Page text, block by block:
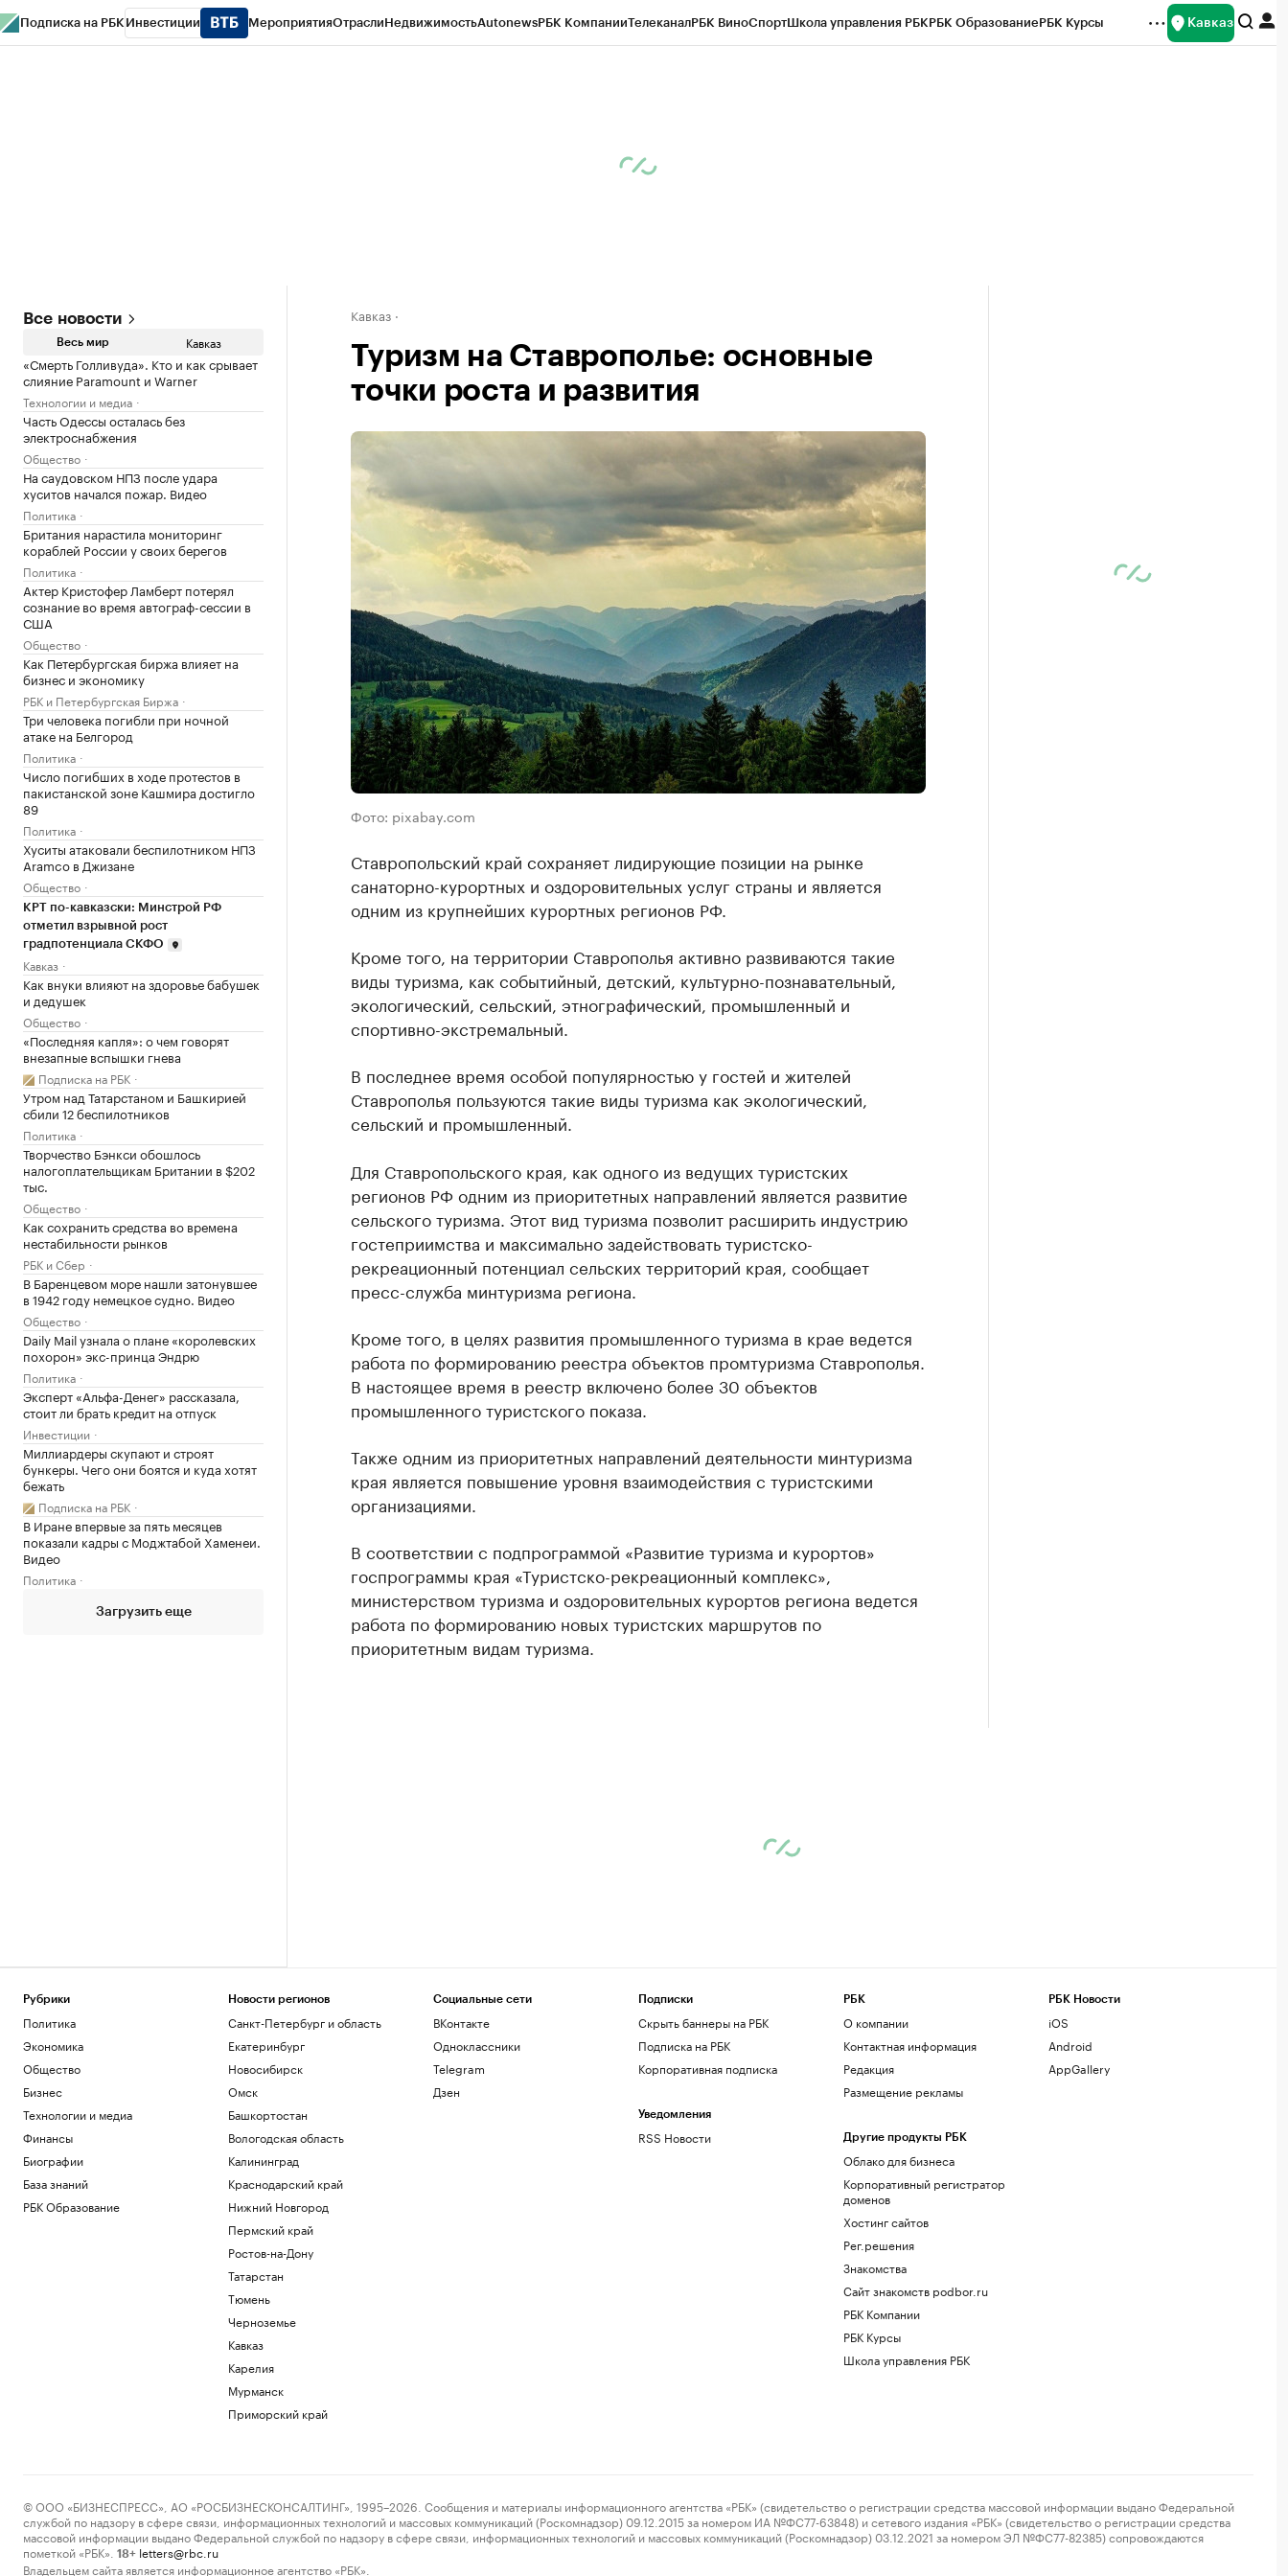
Подписка на РБК Инвестиции МероприятияОтраслиНедвижимостьAutonewsРБК КомпанииТелеканалРБК ВиноСпортШкола управления РБКРБК ОбразованиеРБК Курсы Кавказ
Все новости
Весь мир Кавказ
«Смерть Голливуда». Кто и как срывает
слияние Paramount и Warner
Технологии и медиа
Часть Одессы осталась без
электроснабжения
Общество
На саудовском НПЗ после удара
хуситов начался пожар. Видео
Политика
Британия нарастила мониторинг
кораблей России у своих берегов
Политика
Актер Кристофер Ламберт потерял
сознание во время автограф-сессии в
США
Общество
Как Петербургская биржа влияет на
бизнес и экономику
РБК и Петербургская Биржа
Три человека погибли при ночной
атаке на Белгород
Политика
Число погибших в ходе протестов в
пакистанской зоне Кашмира достигло
89
Политика
Хуситы атаковали беспилотником НПЗ
Aramco в Джизане
Общество
КРТ по-кавказски: Минстрой РФ
отметил взрывной рост
градпотенциала СКФО
Кавказ
Как внуки влияют на здоровье бабушек
и дедушек
Общество
«Последняя капля»: о чем говорят
внезапные вспышки гнева
Подписка на РБК
Утром над Татарстаном и Башкирией
сбили 12 беспилотников
Политика
Творчество Бэнкси обошлось
налогоплательщикам Британии в $202
тыс.
Общество
Как сохранить средства во времена
нестабильности рынков
РБК и Сбер
В Баренцевом море нашли затонувшее
в 1942 году немецкое судно. Видео
Общество
Daily Mail узнала о плане «королевских
похорон» экс-принца Эндрю
Политика
Эксперт «Альфа-Денег» рассказала,
стоит ли брать кредит на отпуск
Инвестиции
Миллиардеры скупают и строят
бункеры. Чего они боятся и куда хотят
бежать
Подписка на РБК
В Иране впервые за пять месяцев
показали кадры с Моджтабой Хаменеи.
Видео
Политика
Загрузить еще
Кавказ
Туризм на Ставрополье: основные
точки роста и развития
Фото: pixabay.com
Ставропольский край сохраняет лидирующие позиции на рынке
санаторно-курортных и оздоровительных услуг страны и является
одним из крупнейших курортных регионов РФ.
Кроме того, на территории Ставрополья активно развиваются такие
виды туризма, как событийный, детский, культурно-познавательный,
экологический, сельский, этнографический, промышленный и
спортивно-экстремальный.
В последнее время особой популярностью у гостей и жителей
Ставрополья пользуются такие виды туризма как экологический,
сельский и промышленный.
Для Ставропольского края, как одного из ведущих туристских
регионов РФ одним из приоритетных направлений является развитие
сельского туризма. Этот вид туризма позволит расширить индустрию
гостеприимства и максимально задействовать туристско-
рекреационный потенциал сельских территорий края, сообщает
пресс-служба минтуризма региона.
Кроме того, в целях развития промышленного туризма в крае ведется
работа по формированию реестра объектов промтуризма Ставрополья.
В настоящее время в реестр включено более 30 объектов
промышленного туристского показа.
Также одним из приоритетных направлений деятельности минтуризма
края является повышение уровня взаимодействия с туристскими
организациями.
В соответствии с подпрограммой «Развитие туризма и курортов»
госпрограммы края «Туристско-рекреационный комплекс»,
министерством туризма и оздоровительных курортов региона ведется
работа по формированию новых туристских маршрутов по
приоритетным видам туризма.
Рубрики
Политика
Экономика
Общество
Бизнес
Технологии и медиа
Финансы
Биографии
База знаний
РБК Образование
Новости регионов
Санкт-Петербург и область
Екатеринбург
Новосибирск
Омск
Башкортостан
Вологодская область
Калининград
Краснодарский край
Нижний Новгород
Пермский край
Ростов-на-Дону
Татарстан
Тюмень
Черноземье
Кавказ
Карелия
Мурманск
Приморский край
Социальные сети
ВКонтакте
Одноклассники
Telegram
Дзен
Подписки
Скрыть баннеры на РБК
Подписка на РБК
Корпоративная подписка
Уведомления
RSS Новости
РБК
О компании
Контактная информация
Редакция
Размещение рекламы
Другие продукты РБК
Облако для бизнеса
Корпоративный регистратор
доменов
Хостинг сайтов
Рег.решения
Знакомства
Сайт знакомств podbor.ru
РБК Компании
РБК Курсы
Школа управления РБК
РБК Новости
iOS
Android
AppGallery
© ООО «БИЗНЕСПРЕСС», АО «РОСБИЗНЕСКОНСАЛТИНГ», 1995–2026. Сообщения и материалы информационного агентства «РБК» (свидетельство о регистрации средства массовой информации выдано Федеральной
службой по надзору в сфере связи, информационных технологий и массовых коммуникаций (Роскомнадзор) 09.12.2015 за номером ИА №ФС77-63848) и сетевого издания «РБК» (свидетельство о регистрации средства
массовой информации выдано Федеральной службой по надзору в сфере связи, информационных технологий и массовых коммуникаций (Роскомнадзор) 03.12.2021 за номером ЭЛ №ФС77-82385) сопровождаются
пометкой «РБК».
18+ letters@rbc.ru
Владельцем сайта является информационное агентство «РБК».